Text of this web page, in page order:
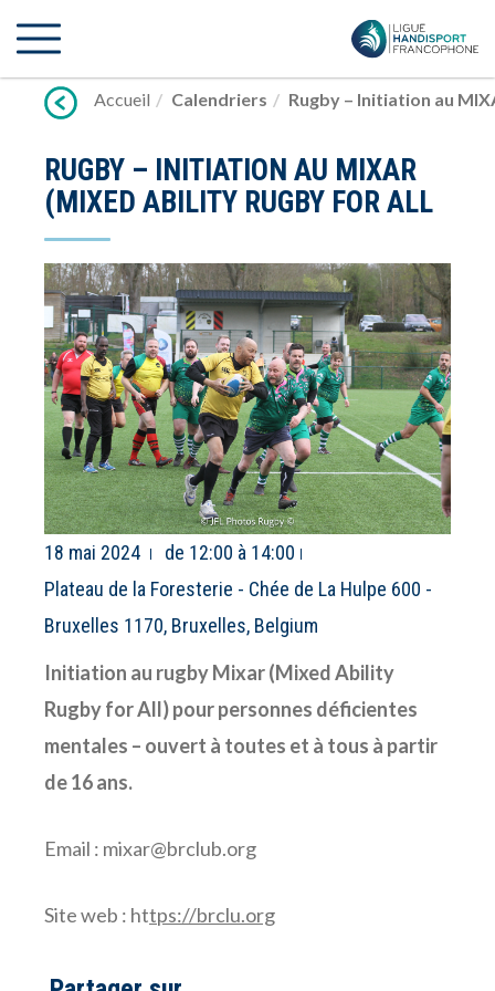
vers
Accueil
Calendriers Rugby – Initiation au
RUGBY – INITIATION AU MIXAR
(MIXED ABILITY RUGBY FOR ALL
18 mai 2024
de 12:00 à 14:00
Plateau de la Foresterie - Chée de La Hulpe 600 -
Bruxelles 1170, Bruxelles, Belgium
Initiation au rugby Mixar (Mixed Ability
Rugby for All) pour personnes déficientes
mentales – ouvert à toutes et à tous à partir
de 16 ans.
Email : mixar@brclub.org
Site web : https://brclu.org